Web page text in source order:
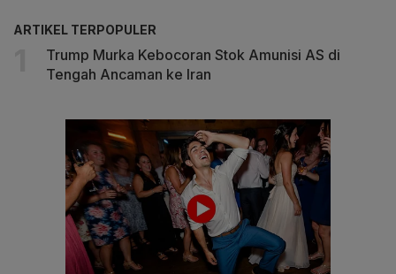
ARTIKEL TERPOPULER
Trump Murka Kebocoran Stok Amunisi AS di
Tengah Ancaman ke Iran